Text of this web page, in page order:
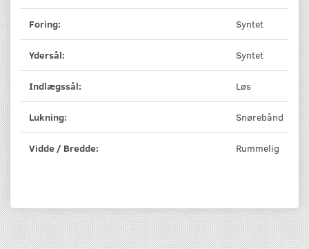
Foring: Syntet
Ydersål: Syntet
Indlægssål: Løs
Lukning: Snørebånd
Vidde / Bredde: Rummelig